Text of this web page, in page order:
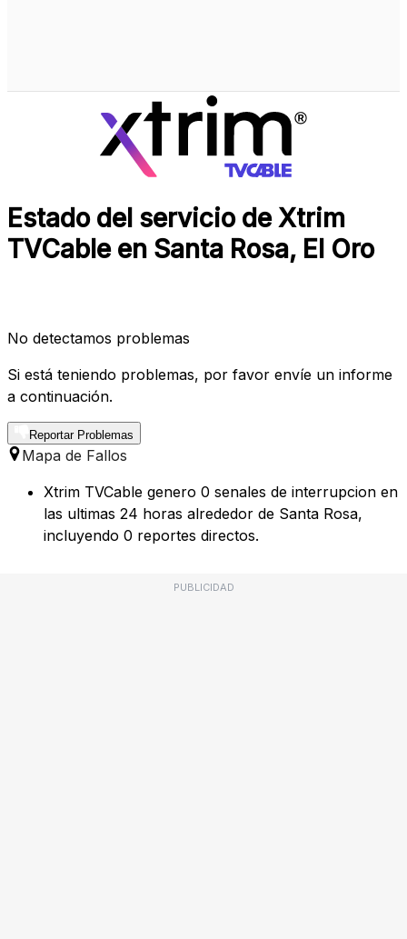
Estado del servicio de Xtrim
TVCable en Santa Rosa, El Oro
No detectamos problemas
Si está teniendo problemas, por favor envíe un informe
a continuación.
Reportar Problemas
Mapa de Fallos
Xtrim TVCable genero 0 senales de interrupcion en
las ultimas 24 horas alrededor de Santa Rosa,
incluyendo 0 reportes directos.
PUBLICIDAD